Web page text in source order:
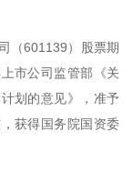
（601139）股票期
市公司监管部《关
划的意见》，准予
获得国务院国资委